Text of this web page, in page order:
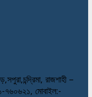
রাজশাহী –
৭৬০৬২১, মোবাইল:-